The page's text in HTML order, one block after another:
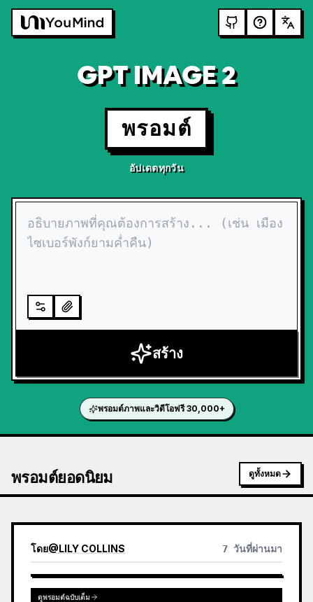
GPT IMAGE 2
พรอมต์
อัปเดตทุกวัน
สร้าง
พรอมต์ภาพและวิดีโอฟรี 30,000+
พรอมต์ยอดนิยม ดูทั้งหมด
โดย@LILY COLLINS 7 วันที่ผ่านมา
ดูพรอมต์ฉบับเต็ม